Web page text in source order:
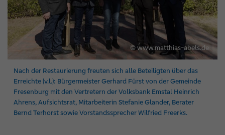
© www.matthias-abels.de
Nach der Restaurierung freuten sich alle Beteiligten über das
Erreichte (v.l.): Bürgermeister Gerhard Fürst von der Gemeinde
Fresenburg mit den Vertretern der Volksbank Emstal Heinrich
Ahrens, Aufsichtsrat, Mitarbeiterin Stefanie Glander, Berater
Bernd Terhorst sowie Vorstandssprecher Wilfried Freerks.